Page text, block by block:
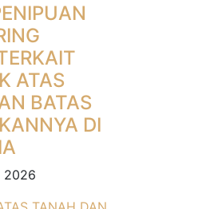
ATAS
BATAS
DI
2026